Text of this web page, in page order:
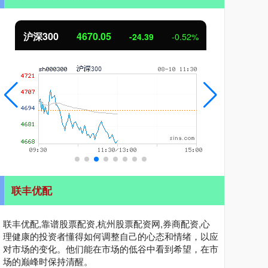
4670.05 -24.39 -0.52% 北证50
联丰优配
联丰优配,靠谱股票配资,杭州股票配资网,券商配资,心
理健康的投资者懂得如何调整自己的心态和情绪，以应
对市场的变化。他们能在市场的低谷中看到希望，在市
场的巅峰时保持清醒。